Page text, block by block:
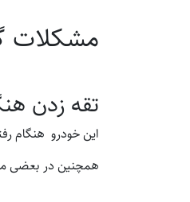
مشکلات
تقه زدن
این خودرو هنگام رفتن به دنده های 2 ، 3 و 4
همچنین در بعضی